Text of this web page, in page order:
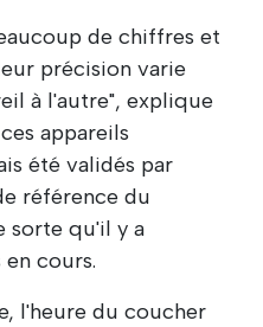
de chiffres et
précision varie
à l'autre", explique
appareils
été validés par
référence du
sorte qu'il y a
cours.
l'heure du coucher